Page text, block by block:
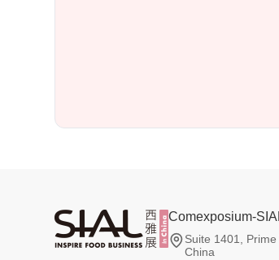
Comexposium-
Suite 1401,
China